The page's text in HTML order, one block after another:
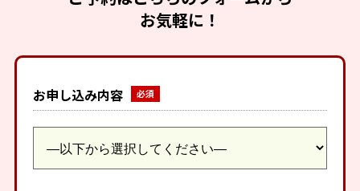
お気軽に！
お申し込み内容